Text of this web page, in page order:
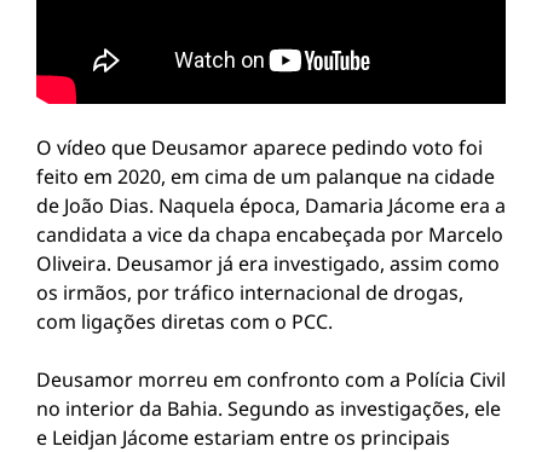
O vídeo que Deusamor aparece pedindo voto foi
feito em 2020, em cima de um palanque na cidade
de João Dias. Naquela época, Damaria Jácome era a
candidata a vice da chapa encabeçada por Marcelo
Oliveira. Deusamor já era investigado, assim como
os irmãos, por tráfico internacional de drogas,
com ligações diretas com o PCC.
Deusamor morreu em confronto com a Polícia Civil
no interior da Bahia. Segundo as investigações, ele
e Leidjan Jácome estariam entre os principais